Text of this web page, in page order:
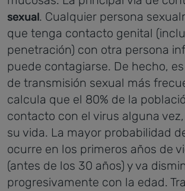
sexual. Cualquier persona
que tenga contacto genital
penetración) con otra persona
puede contagiarse. De hecho,
de transmisión sexual más
calcula que el 80% de la
contacto con el virus alguna
su vida. La mayor probabilidad
ocurre en los primeros años de
(antes de los 30 años) y va
progresivamente con la edad.